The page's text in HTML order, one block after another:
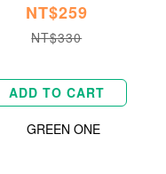
NT$259
NT$330
ADD TO CART